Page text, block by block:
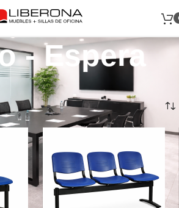
- Espera
Mostrando 1–12 de 21 resultados